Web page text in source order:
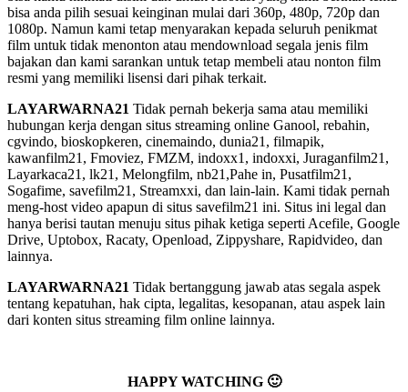
bisa anda pilih sesuai keinginan mulai dari 360p, 480p, 720p dan
1080p. Namun kami tetap menyarakan kepada seluruh penikmat
film untuk tidak menonton atau mendownload segala jenis film
bajakan dan kami sarankan untuk tetap membeli atau nonton film
resmi yang memiliki lisensi dari pihak terkait.
LAYARWARNA21 Tidak pernah bekerja sama atau memiliki
hubungan kerja dengan situs streaming online Ganool, rebahin,
cgvindo, bioskopkeren, cinemaindo, dunia21, filmapik,
kawanfilm21, Fmoviez, FMZM, indoxx1, indoxxi, Juraganfilm21,
Layarkaca21, lk21, Melongfilm, nb21,Pahe in, Pusatfilm21,
Sogafime, savefilm21, Streamxxi, dan lain-lain. Kami tidak pernah
meng-host video apapun di situs savefilm21 ini. Situs ini legal dan
hanya berisi tautan menuju situs pihak ketiga seperti Acefile, Google
Drive, Uptobox, Racaty, Openload, Zippyshare, Rapidvideo, dan
lainnya.
LAYARWARNA21 Tidak bertanggung jawab atas segala aspek
tentang kepatuhan, hak cipta, legalitas, kesopanan, atau aspek lain
dari konten situs streaming film online lainnya.
HAPPY WATCHING 🙂